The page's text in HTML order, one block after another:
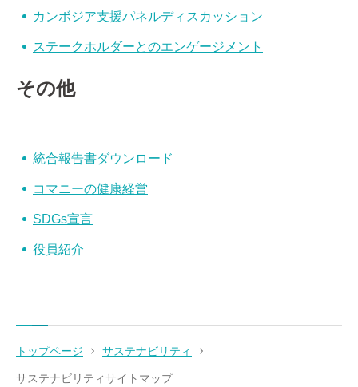
カンボジア支援パネルディスカッション
ステークホルダーとのエンゲージメント
その他
統合報告書ダウンロード
コマニーの健康経営
SDGs宣言
役員紹介
トップページ サステナビリティ
サステナビリティサイトマップ